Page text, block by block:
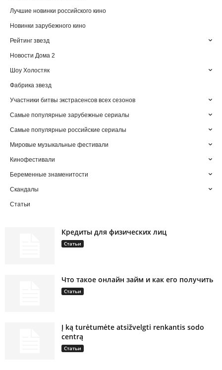
Лучшие новинки российского кино
Новинки зарубежного кино
Рейтинг звезд
Новости Дома 2
Шоу Холостяк
Фабрика звезд
Участники битвы экстрасенсов всех сезонов
Самые популярные зарубежные сериалы
Самые популярные российские сериалы
Мировые музыкальные фестивали
Кинофестивали
Беременные знаменитости
Скандалы
Статьи
Кредиты для физических лиц
Статьи
Что такое онлайн займ и как его получить
Статьи
Į ką turėtumėte atsižvelgti renkantis sodo
centrą
Статьи